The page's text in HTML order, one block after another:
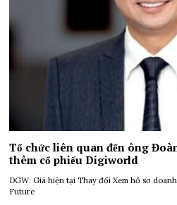
Tổ chức liên quan đến ông
thêm cổ phiếu Digiworld
DGW: Giá hiện tại Thay đổi Xem hồ sơ
Future